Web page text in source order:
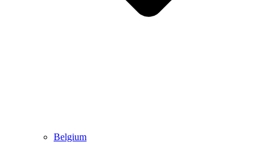
Belgium